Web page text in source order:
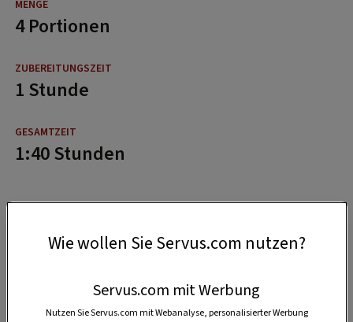
4 Portionen
1 Stunde
1:40 Stunden
Wie wollen Sie Servus.com nutzen?
Servus.com mit Werbung
Nutzen Sie Servus.com mit Webanalyse, personalisierter Werbung